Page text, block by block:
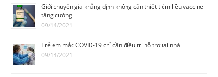
Giới chuyên gia khẳng định không cần thiết tiêm liều vaccine
tăng cường
09/14/2021
Trẻ em mắc COVID-19 chỉ cần điều trị hỗ trợ tại nhà
09/14/2021